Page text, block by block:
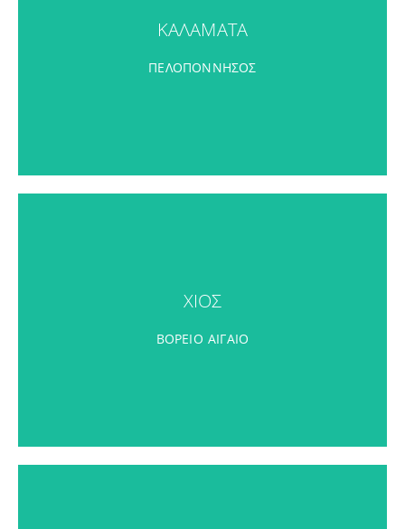
ΚΑΛΑΜΑΤΑ
ΠΕΛΟΠΟΝΝΗΣΟΣ
ΠΕΡΙΣΣΟΤΕΡΑ
ΧΙΟΣ
ΒΟΡΕΙΟ ΑΙΓΑΙΟ
ΠΕΡΙΣΣΟΤΕΡΑ